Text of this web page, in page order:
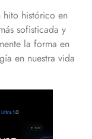
histórico en
sofisticada y
la forma en
en nuestra vida